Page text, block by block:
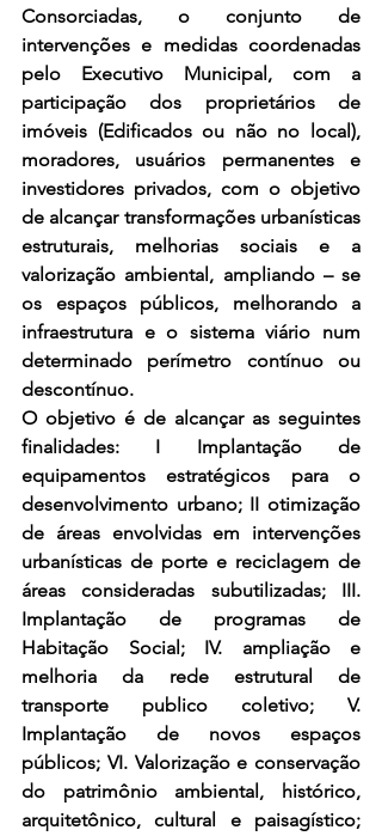
Consorciadas, o conjunto de
intervenções e medidas coordenadas
pelo Executivo Municipal, com a
participação dos proprietários de
imóveis (Edificados ou não no local),
moradores, usuários permanentes e
investidores privados, com o objetivo
de alcançar transformações urbanísticas
estruturais, melhorias sociais e a
valorização ambiental, ampliando – se
os espaços públicos, melhorando a
infraestrutura e o sistema viário num
determinado perímetro contínuo ou
descontínuo.
O objetivo é de alcançar as seguintes
finalidades: I Implantação de
equipamentos estratégicos para o
desenvolvimento urbano; II otimização
de áreas envolvidas em intervenções
urbanísticas de porte e reciclagem de
áreas consideradas subutilizadas; III.
Implantação de programas de
Habitação Social; IV. ampliação e
melhoria da rede estrutural de
transporte publico coletivo; V.
Implantação de novos espaços
públicos; VI. Valorização e conservação
do patrimônio ambiental, histórico,
arquitetônico, cultural e paisagístico;